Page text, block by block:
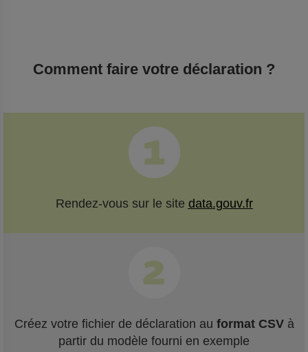
Comment faire votre déclaration ?
Rendez-vous sur le site data.gouv.fr
Créez votre fichier de déclaration au format CSVà
partir du modèle fourni en exemple